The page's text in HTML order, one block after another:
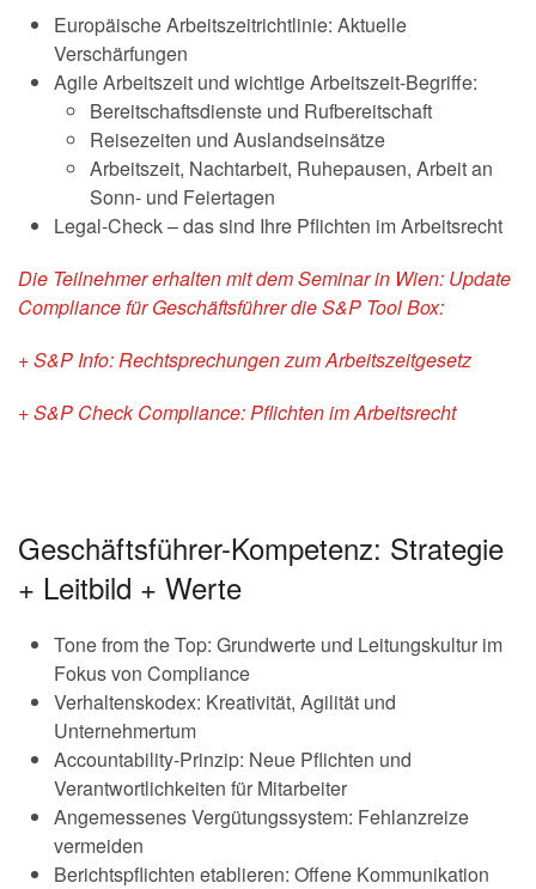
Europäische Arbeitszeitrichtlinie: Aktuelle
Verschärfungen
Agile Arbeitszeit und wichtige Arbeitszeit-Begriffe:
Bereitschaftsdienste und Rufbereitschaft
Reisezeiten und Auslandseinsätze
Arbeitszeit, Nachtarbeit, Ruhepausen, Arbeit an
Sonn- und Feiertagen
Legal-Check – das sind Ihre Pflichten im Arbeitsrecht
Die Teilnehmer erhalten mit dem Seminar in Wien: Update
Compliance für Geschäftsführer die S&P Tool Box:
+ S&P Info: Rechtsprechungen zum Arbeitszeitgesetz
+ S&P Check Compliance: Pflichten im Arbeitsrecht
Geschäftsführer-Kompetenz: Strategie
+ Leitbild + Werte
Tone from the Top: Grundwerte und Leitungskultur im
Fokus von Compliance
Verhaltenskodex: Kreativität, Agilität und
Unternehmertum
Accountability-Prinzip: Neue Pflichten und
Verantwortlichkeiten für Mitarbeiter
Angemessenes Vergütungssystem: Fehlanzreize
vermeiden
Berichtspflichten etablieren: Offene Kommunikation